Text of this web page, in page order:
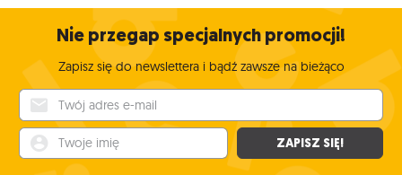
Nie przegap specjalnych promocji!
Zapisz się do newslettera i bądź zawsze na bieżąco
ZAPISZ SIĘ!